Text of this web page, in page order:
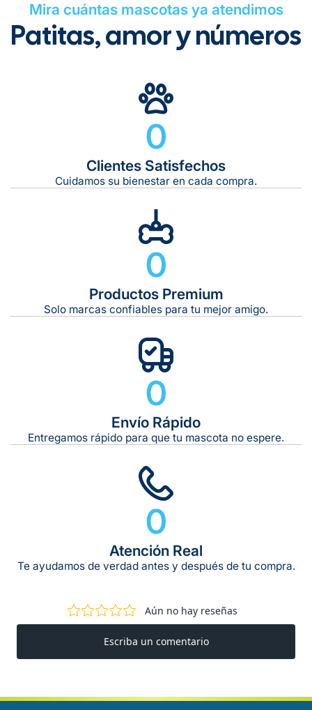
Gratuito en todos los pedidos
Tiempo de entrega estimado: 5 a 7 días hábiles
Gratis en compras de $599 o más
Mira cuántas mascotas ya atendimos
Patitas, amor y números
0
Clientes Satisfechos
Cuidamos su bienestar en cada compra.
0
Productos Premium
Solo marcas confiables para tu mejor amigo.
0
Envío Rápido
Entregamos rápido para que tu mascota no espere.
0
Atención Real
Te ayudamos de verdad antes y después de tu compra.